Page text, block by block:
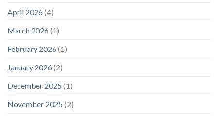
April 2026 (4)
March 2026 (1)
February 2026 (1)
January 2026 (2)
December 2025 (1)
November 2025 (2)